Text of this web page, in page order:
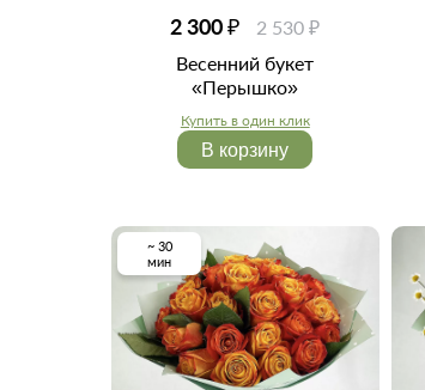
2 300 ₽
2 530 ₽
Весенний букет
«Перышко»
Купить в один клик
В корзину
~ 30
мин